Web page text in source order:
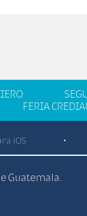
FERIA
iOS •
Guatemala.